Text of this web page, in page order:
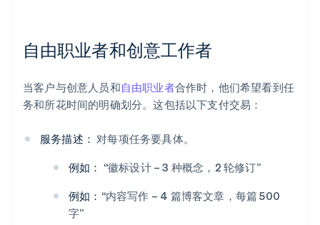
自由职业者和创意工作者
当客户与创意人员和自由职业者合作时，他们希望看到任
务和所花时间的明确划分。这包括以下支付交易：
服务描述： 对每项任务要具体。
例如： “徽标设计 – 3 种概念，2 轮修订”
例如： “内容写作 – 4 篇博客文章，每篇 500
字”